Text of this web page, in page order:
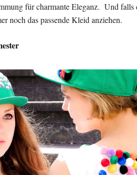
für charmante Eleganz. Und falls
noch das passende Kleid anziehen.